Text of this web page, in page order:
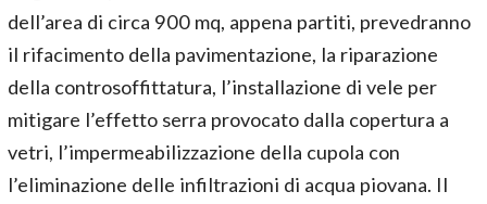
dell’area di circa 900 mq, appena partiti, prevedranno
il rifacimento della pavimentazione, la riparazione
della controsoffittatura, l’installazione di vele per
mitigare l’effetto serra provocato dalla copertura a
vetri, l’impermeabilizzazione della cupola con
l’eliminazione delle infiltrazioni di acqua piovana. Il